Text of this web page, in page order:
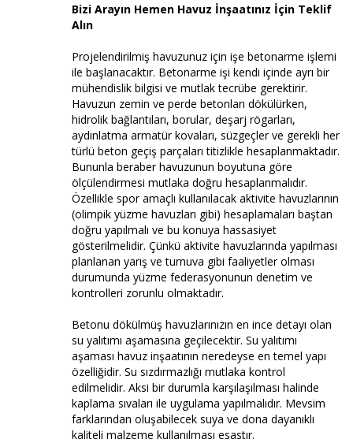
Bizi Arayın Hemen Havuz İnşaatınız İçin Teklif
Alın
Projelendirilmiş havuzunuz için işe betonarme işlemi
ile başlanacaktır. Betonarme işi kendi içinde ayrı bir
mühendislik bilgisi ve mutlak tecrübe gerektirir.
Havuzun zemin ve perde betonları dökülürken,
hidrolik bağlantıları, borular, deşarj rögarları,
aydınlatma armatür kovaları, süzgeçler ve gerekli her
türlü beton geçiş parçaları titizlikle hesaplanmaktadır.
Bununla beraber havuzunun boyutuna göre
ölçülendirmesi mutlaka doğru hesaplanmalıdır.
Özellikle spor amaçlı kullanılacak aktivite havuzlarının
(olimpik yüzme havuzları gibi) hesaplamaları baştan
doğru yapılmalı ve bu konuya hassasiyet
gösterilmelidir. Çünkü aktivite havuzlarında yapılması
planlanan yarış ve turnuva gibi faaliyetler olması
durumunda yüzme federasyonunun denetim ve
kontrolleri zorunlu olmaktadır.
Betonu dökülmüş havuzlarınızın en ince detayı olan
su yalıtımı aşamasına geçilecektir. Su yalıtımı
aşaması havuz inşaatının neredeyse en temel yapı
özelliğidir. Su sızdırmazlığı mutlaka kontrol
edilmelidir. Aksi bir durumla karşılaşılması halinde
kaplama sıvaları ile uygulama yapılmalıdır. Mevsim
farklarından oluşabilecek suya ve dona dayanıklı
kaliteli malzeme kullanılması esastır.